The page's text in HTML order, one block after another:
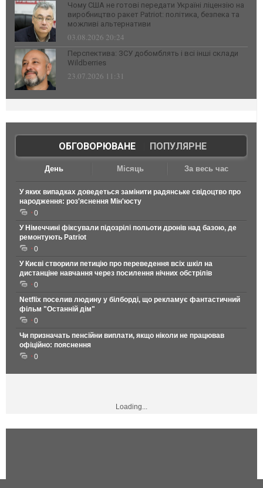
Чому США не готові передати Україні ліцензію на
виробництво ракет Patriot: політика, безпека та
можливі альтернативи
03.08.2026 20:24
Перспектива: ЗСУ добомблять і всі інші склади
Wildberries
23.07.2026 11:31
ОБГОВОРЮВАНЕ| ПОПУЛЯРНЕ
День Місяць За весь час
У яких випадках доведеться замінити радянське свідоцтво про
народження: роз'яснення Мін'юсту
0
У Німеччині фіксували підозрілі польоти дронів над базою, де
ремонтують Patriot
0
У Києві створили петицію про переведення всіх шкіл на
дистанціне навчання через посилення нічних обстрілів
0
Netflix поселив людину у білборді, що рекламує фантастичний
фільм "Останній дім"
0
Чи призначать пенсійни виплати, якщо ніколи не працював
офіційно: пояснення
0
Loading...